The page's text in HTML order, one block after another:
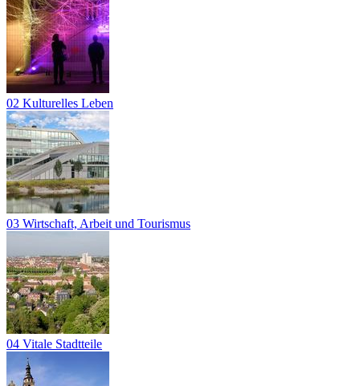
02 Kulturelles Leben
03 Wirtschaft, Arbeit und Tourismus
04 Vitale Stadtteile